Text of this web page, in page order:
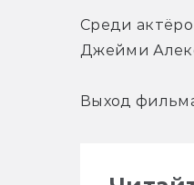
Среди
Джейми
Выход